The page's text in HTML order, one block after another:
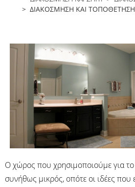
> ΔΙΑΚΌΣΜΗΣΗ ΚΑΙ
Ο χώρος που χρησιμοποιούμε για το
συνήθως μικρός, οπότε οι ιδέες